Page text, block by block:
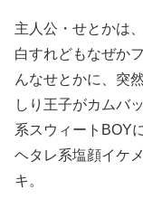
主人公・せとかは
白すれどもなぜか
んなせとかに、突
しり王子がカムバ
系スウィートBOY
ヘタレ系塩顔イケ
キ。